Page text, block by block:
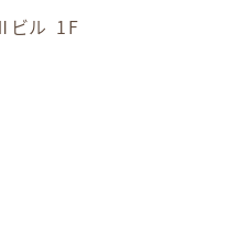
ビル 1F